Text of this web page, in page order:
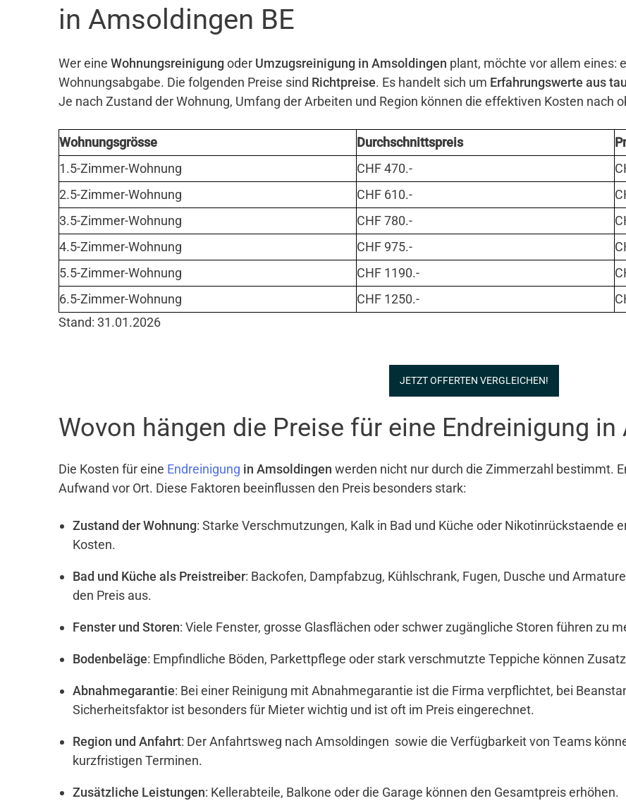
in Amsoldingen BE
Wer eine Wohnungsreinigung oder Umzugsreinigung in Amsoldingen plant, möchte vor allem eines:
Wohnungsabgabe. Die folgenden Preise sind Richtpreise. Es handelt sich um Erfahrungswerte aus
Je nach Zustand der Wohnung, Umfang der Arbeiten und Region können die effektiven Kosten nach
Wohnungsgrösse Durchschnittspreis
1.5-Zimmer-Wohnung
CHF 470.-
2.5-Zimmer-Wohnung
CHF 610.-
3.5-Zimmer-Wohnung
CHF 780.-
4.5-Zimmer-Wohnung
CHF 975.-
5.5-Zimmer-Wohnung
CHF 1190.-
6.5-Zimmer-Wohnung
CHF 1250.-
Stand: 31.01.2026
JETZT OFFERTEN VERGLEICHEN!
Wovon hängen die Preise für eine Endreinigung
Die Kosten für eine Endreinigung in Amsoldingen werden nicht nur durch die Zimmerzahl bestimmt.
Aufwand vor Ort. Diese Faktoren beeinflussen den Preis besonders stark:
Zustand der Wohnung: Starke Verschmutzungen, Kalk in Bad und Küche oder Nikotinrückstaende
Kosten.
Bad und Küche als Preistreiber: Backofen, Dampfabzug, Kühlschrank, Fugen, Dusche und
den Preis aus.
Fenster und Storen: Viele Fenster, grosse Glasflächen oder schwer zugängliche Storen führen zu
Bodenbeläge: Empfindliche Böden, Parkettpflege oder stark verschmutzte Teppiche können
Abnahmegarantie: Bei einer Reinigung mit Abnahmegarantie ist die Firma verpflichtet, bei
Sicherheitsfaktor ist besonders für Mieter wichtig und ist oft im Preis eingerechnet.
Region und Anfahrt: Der Anfahrtsweg nach Amsoldingen sowie die Verfügbarkeit von Teams
kurzfristigen Terminen.
Zusätzliche Leistungen: Kellerabteile, Balkone oder die Garage können den Gesamtpreis erhöhen.